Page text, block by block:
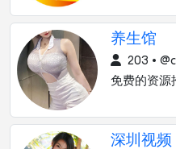
养生馆
203 •
免费的资源
深圳视频